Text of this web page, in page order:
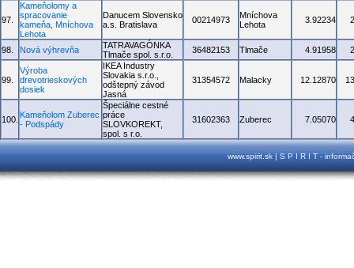
97.
Kameňolomy a
spracovanie
kameňa, Mníchova
Lehota
Danucem Slovensko
a.s. Bratislava
00214973
Mníchova
Lehota
3.92234
98. Nová výhrevňa
TATRAVAGÓNKA
Tlmače spol. s.r.o.
36482153 Tlmače 4.91958
99.
Výroba
drevotrieskových
dosiek
IKEA Industry
Slovakia s.r.o.,
odštepný závod
Jasná
31354572 Malacky 12.12870
100. Kameňolom Zuberec
- Podspády
Špeciálne cestné
práce
SLOVKOREKT,
spol. s r.o.
31602363 Zuberec 7.05070
www.spirit.sk | S P I R I T -